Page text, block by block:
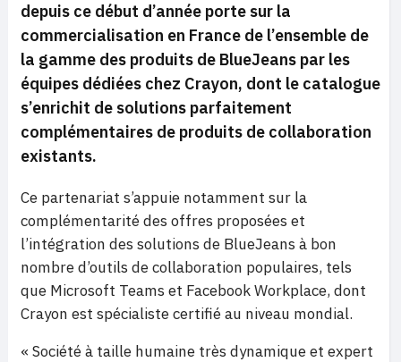
depuis ce début d’année porte sur la
commercialisation en France de l’ensemble de
la gamme des produits de BlueJeans par les
équipes dédiées chez Crayon, dont le catalogue
s’enrichit de solutions parfaitement
complémentaires de produits de collaboration
existants.
Ce partenariat s’appuie notamment sur la
complémentarité des offres proposées et
l’intégration des solutions de BlueJeans à bon
nombre d’outils de collaboration populaires, tels
que Microsoft Teams et Facebook Workplace, dont
Crayon est spécialiste certifié au niveau mondial.
« Société à taille humaine très dynamique et expert